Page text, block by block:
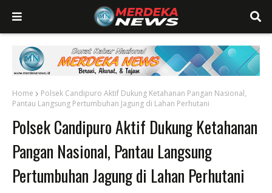
Home
Polsek Candipuro Aktif Dukung Ketahanan Pangan Nasional,
Pantau Langsung Pertumbuhan Jagung di Lahan Perhutani
Polsek Candipuro Aktif Dukung Ketahanan
Pangan Nasional, Pantau Langsung
Pertumbuhan Jagung di Lahan Perhutani